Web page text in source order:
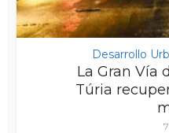
Desarrollo
La Gran Vía
Túria